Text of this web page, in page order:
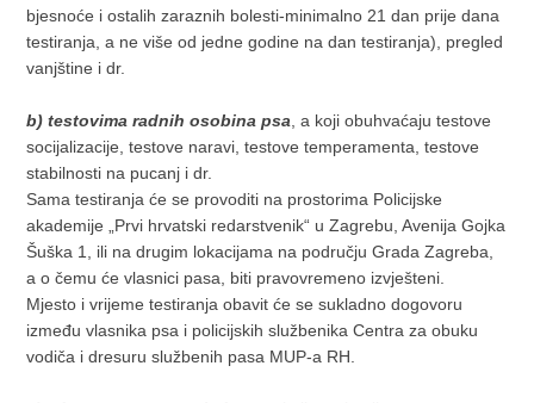
bjesnoće i ostalih zaraznih bolesti-minimalno 21 dan prije dana
testiranja, a ne više od jedne godine na dan testiranja), pregled
vanjštine i dr.
b) testovima radnih osobina psa , a koji obuhvaćaju testove
socijalizacije, testove naravi, testove temperamenta, testove
stabilnosti na pucanj i dr.
Sama testiranja će se provoditi na prostorima Policijske
akademije „Prvi hrvatski redarstvenik“ u Zagrebu, Avenija Gojka
Šuška 1, ili na drugim lokacijama na području Grada Zagreba,
a o čemu će vlasnici pasa, biti pravovremeno izvješteni.
Mjesto i vrijeme testiranja obavit će se sukladno dogovoru
između vlasnika psa i policijskih službenika Centra za obuku
vodiča i dresuru službenih pasa MUP-a RH.